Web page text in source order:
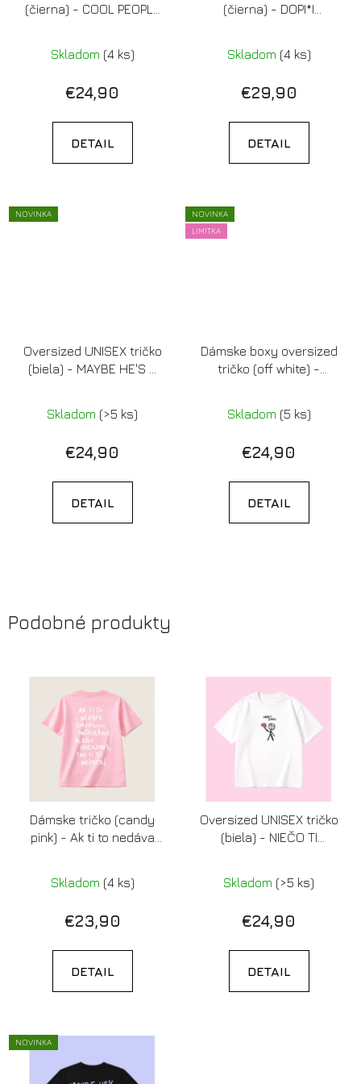
(čierna) - COOL PEOPLE
Skladom (4 ks)
€24,90
DETAIL
(čierna) - DOPI*I
Skladom (4 ks)
€29,90
DETAIL
NOVINKA
Oversized UNISEX tričko
(biela) - MAYBE HE'S A
Skladom (>5 ks)
€24,90
DETAIL
NOVINKA
LIMITKA
Dámske boxy oversized
tričko (off white) -
Skladom (5 ks)
€24,90
DETAIL
Podobné produkty
Dámske tričko (candy
pink) - Ak ti to nedáva
nepatrí
Skladom (4 ks)
€23,90
DETAIL
Oversized UNISEX tričko
(biela) - NIEČO TI
Skladom (>5 ks)
€24,90
DETAIL
NOVINKA